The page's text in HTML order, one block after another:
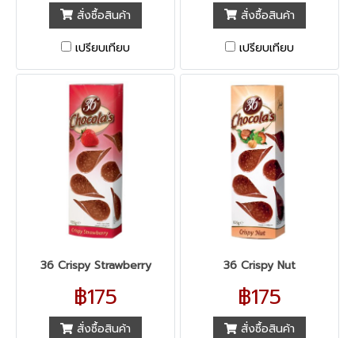
สั่งซื้อสินค้า
เปรียบเทียบ
สั่งซื้อสินค้า
เปรียบเทียบ
36 Crispy Strawberry
฿175
สั่งซื้อสินค้า
36 Crispy Nut
฿175
สั่งซื้อสินค้า